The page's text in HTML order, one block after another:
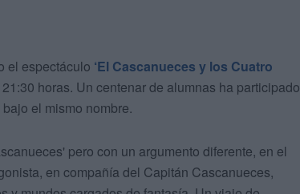
el espectáculo ‘El Cascanueces y los Cuatro
horas. Un centenar de alumnas ha participado
bajo el mismo nombre.
pero con un argumento diferente, en el
en compañía del Capitán Cascanueces,